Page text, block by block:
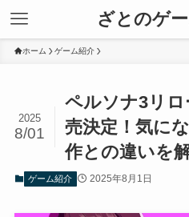
ざとのゲ
ホーム ゲーム紹介
ペルソナ3リ
売決定！気に
作との違いを
2025
8/01
ゲーム紹介 2025年8月1日